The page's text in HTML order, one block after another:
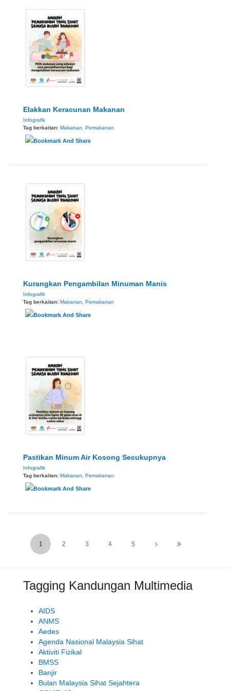
Elakkan Keracunan Makanan
Infografik
Tag berkaitan: Makanan, Pemakanan
Kurangkan Pengambilan Minuman Manis
Infografik
Tag berkaitan: Makanan Pemakanan
Pastikan Minum Air Kosong Secukupnya
Infografik
Tag berkaitan: Makanan Pemakanan
1 2 3 4 5
Tagging Kandungan Multimedia
AIDS
ANMS
Aedes
Agenda Nasional Malaysia Sihat
Aktiviti Fizikal
BMSS
Banjir
Bulan Malaysia Sihat Sejahtera